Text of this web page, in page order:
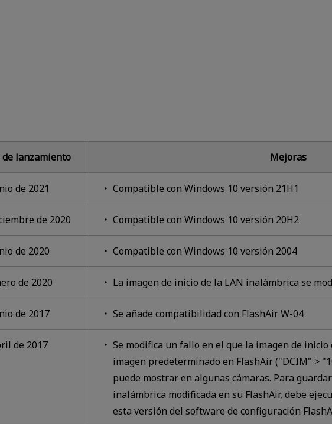
de lanzamiento Mejoras
de 2021 Compatible con Windows 10 versión 21H1
de 2020 Compatible con Windows 10 versión 20H2
de 2020 Compatible con Windows 10 versión 2004
de 2020 La imagen de inicio de la LAN inalámbrica se
de 2017 Se añade compatibilidad con FlashAir W-04
de 2017
Se modifica un fallo en el que la imagen de
imagen predeterminado en FlashAir ("DCIM" >
puede mostrar en algunas cámaras. Para
inalámbrica modificada en su FlashAir, debe
esta versión del software de configuración